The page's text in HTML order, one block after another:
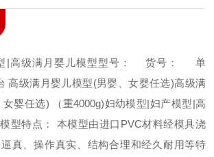
|高级满月婴儿模型型号： 货号：单
高级满月婴儿模型(男婴、女婴任选)高级满
婴任选) （重4000g)妇幼模型|妇产模型|高
型特点： 本模型由进口PVC材料经模具浇
真、操作真实、结构合理和经久耐用等特